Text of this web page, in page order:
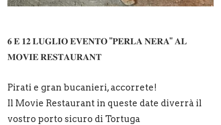
𝟔 𝐄 𝟏𝟐 𝐋𝐔𝐆𝐋𝐈𝐎 𝐄𝐕𝐄𝐍𝐓𝐎 "𝐏𝐄𝐑𝐋𝐀 𝐍𝐄𝐑𝐀" 𝐀𝐋
𝐌𝐎𝐕𝐈𝐄 𝐑𝐄𝐒𝐓𝐀𝐔𝐑𝐀𝐍𝐓
Pirati e gran bucanieri, accorrete!
Il Movie Restaurant in queste date diverrà il
vostro porto sicuro di Tortuga